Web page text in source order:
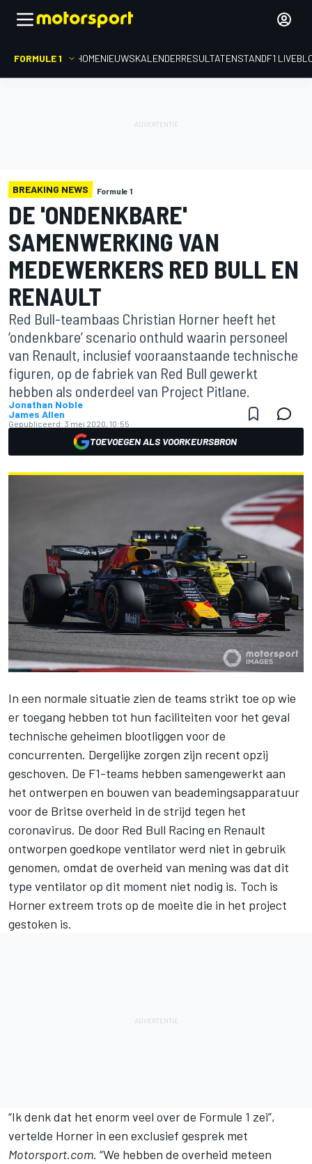
FORMULE 1 HOMENIEUWSKALENDERRESULTATENSTANDF1
BREAKING NEWS Formule 1
DE 'ONDENKBARE'
SAMENWERKING VAN
MEDEWERKERS RED BULL EN
RENAULT
Red Bull-teambaas Christian Horner heeft het
‘ondenkbare’ scenario onthuld waarin personeel
van Renault, inclusief vooraanstaande technische
figuren, op de fabriek van Red Bull gewerkt
hebben als onderdeel van Project Pitlane.
Jonathan Noble
James Allen
Gepubliceerd: 3 mei 2020, 10:55
TOEVOEGEN ALS VOORKEURSBRON
In een normale situatie zien de teams strikt toe op wie
er toegang hebben tot hun faciliteiten voor het geval
technische geheimen blootliggen voor de
concurrenten. Dergelijke zorgen zijn recent opzij
geschoven. De F1-teams hebben samengewerkt aan
het ontwerpen en bouwen van beademingsapparatuur
voor de Britse overheid in de strijd tegen het
coronavirus. De door Red Bull Racing en Renault
ontworpen goedkope ventilator werd niet in gebruik
genomen, omdat de overheid van mening was dat dit
type ventilator op dit moment niet nodig is. Toch is
Horner extreem trots op de moeite die in het project
gestoken is.
“Ik denk dat het enorm veel over de Formule 1 zei”,
vertelde Horner in een exclusief gesprek met
Motorsport.com. “We hebben de overheid meteen